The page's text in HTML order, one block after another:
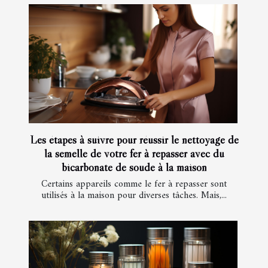
Les étapes à suivre pour réussir le nettoyage de
la semelle de votre fer à repasser avec du
bicarbonate de soude à la maison
Certains appareils comme le fer à repasser sont
utilisés à la maison pour diverses tâches. Mais,...